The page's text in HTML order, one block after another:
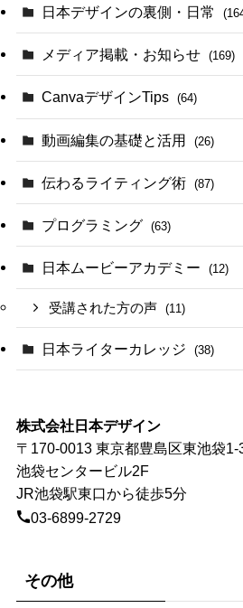
日本デザインの裏側・日常
メディア掲載・お知らせ (169)
CanvaデザインTips (64)
動画編集の基礎と活用 (26)
伝わるライティング術 (87)
プログラミング (63)
日本ムービーアカデミー (12)
受講された方の声 (11)
日本ライターカレッジ (38)
株式会社日本デザイン
〒170-0013 東京都豊島区東池袋1-
池袋センタービル2F
JR池袋駅東口から徒歩5分
03-6899-2729
その他